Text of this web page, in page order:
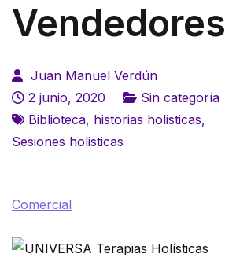
Vendedores
Juan Manuel Verdún
2 junio, 2020
Sin categoría
Biblioteca, historias holisticas,
Sesiones holisticas
Comercial